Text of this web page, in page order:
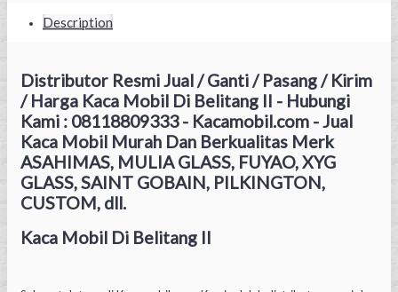
Description
Distributor Resmi Jual / Ganti / Pasang / Kirim
/ Harga Kaca Mobil Di Belitang II - Hubungi
Kami : 08118809333 - Kacamobil.com - Jual
Kaca Mobil Murah Dan Berkualitas Merk
ASAHIMAS, MULIA GLASS, FUYAO, XYG
GLASS, SAINT GOBAIN, PILKINGTON,
CUSTOM, dll.
Kaca Mobil Di Belitang II